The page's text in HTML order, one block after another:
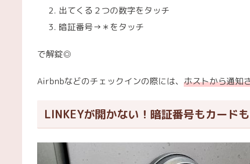
出てくる２つの数字をタッチ
暗証番号→＊をタッチ
で解錠◎
Airbnbなどのチェックインの際には、 ホストから通知
LINKEYが開かない！暗証番号もカード